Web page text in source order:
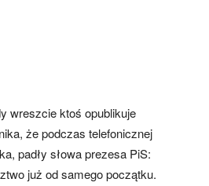
wreszcie ktoś opublikuje
że podczas telefonicznej
padły słowa prezesa PiS:
już od samego początku.